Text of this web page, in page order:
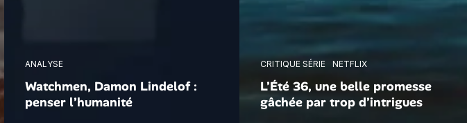
ANALYSE
Watchmen, Damon Lindelof :
penser l’humanité
CRITIQUE SÉRIE NETFLIX
L’Été 36, une belle promesse
gâchée par trop d’intrigues